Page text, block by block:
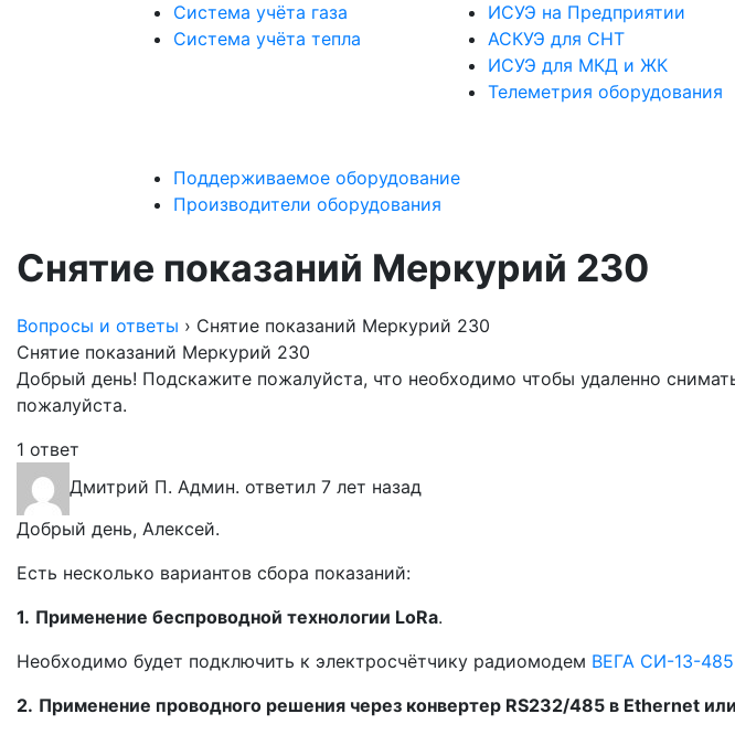
Система учёта газа
Система учёта тепла
ИСУЭ на Предприятии
АСКУЭ для СНТ
ИСУЭ для МКД и ЖК
Телеметрия оборудования
Поддерживаемое оборудование
Производители оборудования
Снятие показаний Меркурий 230
Вопросы и ответы › Снятие показаний Меркурий 230
Снятие показаний Меркурий 230
Добрый день! Подскажите пожалуйста, что необходимо чтобы удаленно
пожалуйста.
1 ответ
Дмитрий П. Админ. ответил 7 лет назад
Добрый день, Алексей.
Есть несколько вариантов сбора показаний:
1. Применение беспроводной технологии LoRa.
Необходимо будет подключить к электросчётчику радиомодем ВЕГА СИ-13-485
2. Применение проводного решения через конвертер RS232/485 в Ethernet